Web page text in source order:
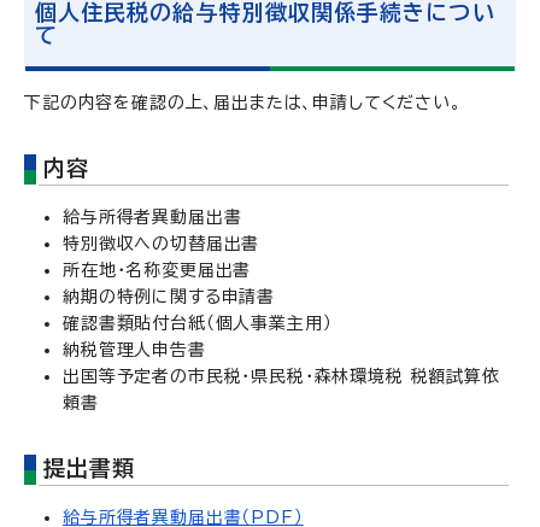
個人住民税の給与特別徴収関係手続きについ
て
下記の内容を確認の上、届出または、申請してください。
内容
給与所得者異動届出書
特別徴収への切替届出書
所在地・名称変更届出書
納期の特例に関する申請書
確認書類貼付台紙（個人事業主用）
納税管理人申告書
出国等予定者の市民税・県民税・森林環境税 税額試算依
頼書
提出書類
給与所得者異動届出書（PDF）